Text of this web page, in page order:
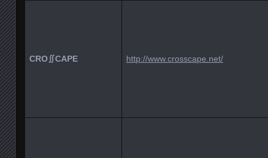
CRO∬CAPE http://www.crosscape.net/